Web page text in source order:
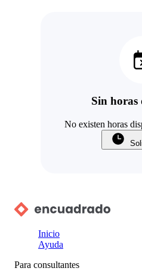
Sin horas
No existen horas
Inicio
Ayuda
Para consultantes